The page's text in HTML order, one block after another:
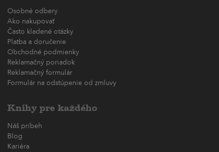
Osobné odbery
Ako nakupovať
Často kladené otázky
Platba a doručenie
Obchodné podmienky
Reklamačný poriadok
Reklamačný formulár
Formulár na odstúpenie od zmluvy
Knihy pre každého
Náš príbeh
Blog
Kariéra